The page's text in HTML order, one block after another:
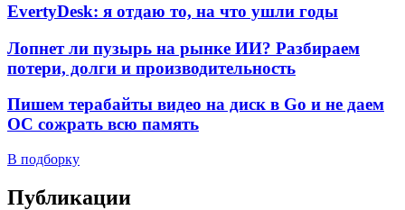
EvertyDesk: я отдаю то, на что ушли годы
Лопнет ли пузырь на рынке ИИ? Разбираем
потери, долги и производительность
Пишем терабайты видео на диск в Go и не даем
ОС сожрать всю память
В подборку
Публикации